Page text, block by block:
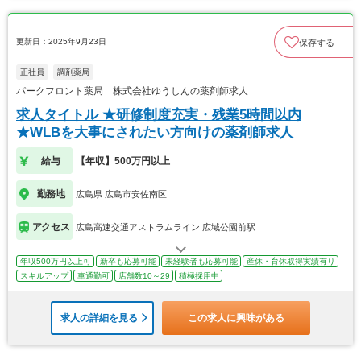
更新日：2025年9月23日 保存する
正社員 調剤薬局
パークフロント薬局 株式会社ゆうしんの薬剤師求人
求人タイトル ★研修制度充実・残業5時間以内
★WLBを大事にされたい方向けの薬剤師求人
給与 【年収】500万円以上
勤務地 広島県 広島市安佐南区
アクセス 広島高速交通アストラムライン 広域公園前駅
年収500万円以上可 新卒も応募可能 未経験者も応募可能
産休・育休取得実績有り
スキルアップ
車通勤可 店舗数10～29 積極採用中
求人の詳細を見る この求人に興味がある